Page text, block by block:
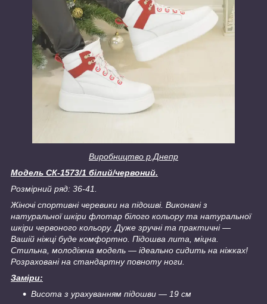
Виробництво р.Днепр
Модель СК-1573/1 білий/червоний.
Розмірний ряд: 36-41.
Жіночі спортивні черевики на підошві. Виконані з
натуральної шкіри флотар білого кольору та натуральної
шкіри червоного кольору. Дуже зручні та практичні —
Вашій ніжці буде комфортно. Підошва лита, міцна.
Стильна, молодіжна модель — ідеально сидить на ніжках!
Розраховані на стандартну повноту ноги.
Заміри:
Висота з урахуванням підошви — 19 см